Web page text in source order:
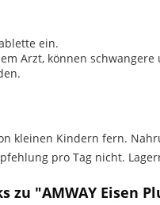
ein.
Arzt, können
kleinen Kindern fern.
pro Tag nicht.
"AMWAY Eisen